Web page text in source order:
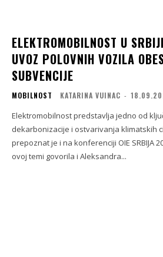
ELEKTROMOBILNOST U
UVOZ POLOVNIH VOZILA
SUBVENCIJE
MOBILNOST KATARINA VUINAC -
Elektromobilnost predstavlja jedno od
dekarbonizacije i ostvarivanja klimatskih
prepoznat je i na konferenciji OIE SRBIJA
ovoj temi govorila i Aleksandra...